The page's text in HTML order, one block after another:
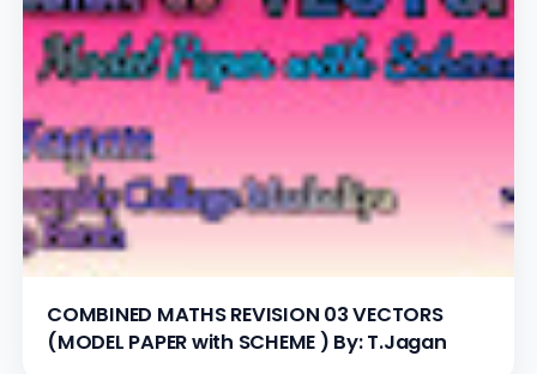
COMBINED MATHS REVISION 03 VECTORS
(MODEL PAPER with SCHEME ) By: T.Jagan